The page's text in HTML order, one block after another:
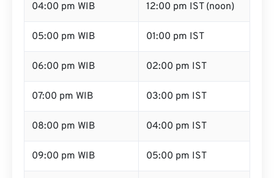
04:00 pm WIB 12:00 pm IST (noon)
05:00 pm WIB 01:00 pm IST
06:00 pm WIB 02:00 pm IST
07:00 pm WIB 03:00 pm IST
08:00 pm WIB 04:00 pm IST
09:00 pm WIB 05:00 pm IST